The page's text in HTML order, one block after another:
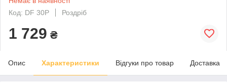
Код: DF 30P
Роздріб
1 729 ₴
Опис Характеристики Відгуки про товар Доставка